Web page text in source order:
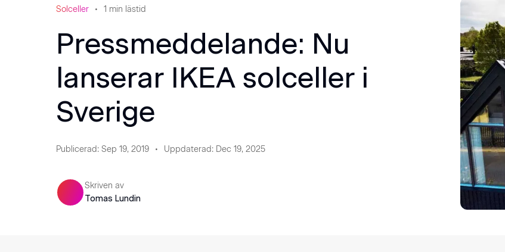
Solceller 1 min lästid
Pressmeddelande: Nu
lanserar IKEA solceller i
Sverige
Publicerad: Sep 19, 2019 Uppdaterad: Dec 19, 2025
Skriven av
Tomas Lundin